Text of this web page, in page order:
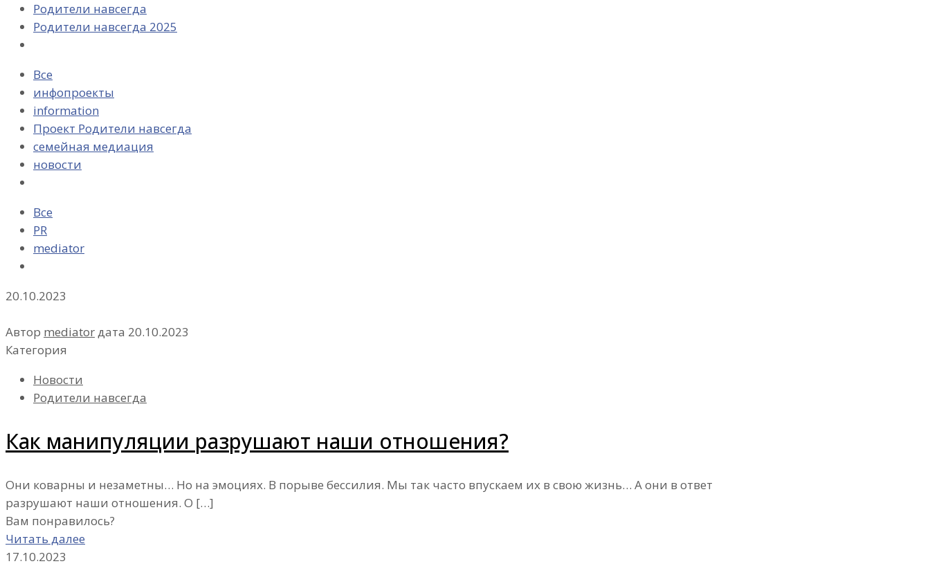
Родители навсегда
Родители навсегда 2025
Все
инфопроекты
information
Проект Родители навсегда
семейная медиация
новости
Все
PR
mediator
20.10.2023
Автор mediatorдата 20.10.2023
Категория
Новости
Родители навсегда
Как манипуляции разрушают наши отношения?
Они коварны и незаметны… Но на эмоциях. В порыве бессилия. Мы так часто впускаем их в свою жизнь… А они в ответ
разрушают наши отношения. О […]
Вам понравилось?
Читать далее
17.10.2023